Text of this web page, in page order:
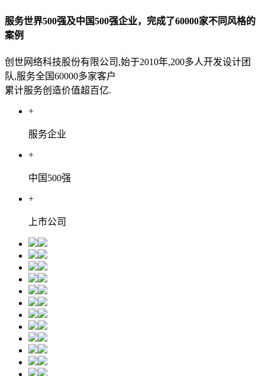
服务世界500强及中国500强企业，完成了60000家不同风格的
案例
创世网络科技股份有限公司,始于2010年,200多人开发设计团
队,服务全国60000多家客户
累计服务创造价值超百亿.
+
服务企业
+
中国500强
+
上市公司